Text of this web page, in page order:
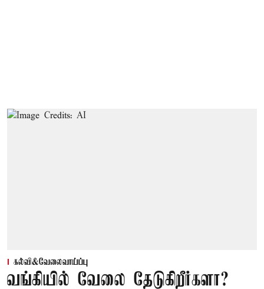
கல்வி&வேலைவாய்ப்பு
வங்கியில் வேலை தேடுகிறீர்களா?